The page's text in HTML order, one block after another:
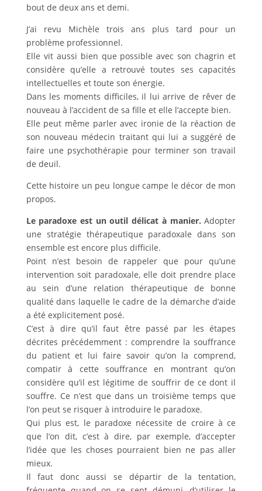
bout de deux ans et demi.
J’ai revu Michèle trois ans plus tard pour un
problème professionnel.
Elle vit aussi bien que possible avec son chagrin et
considère qu’elle a retrouvé toutes ses capacités
intellectuelles et toute son énergie.
Dans les moments difficiles, il lui arrive de rêver de
nouveau à l’accident de sa fille et elle l’accepte bien.
Elle peut même parler avec ironie de la réaction de
son nouveau médecin traitant qui lui a suggéré de
faire une psychothérapie pour terminer son travail
de deuil.
Cette histoire un peu longue campe le décor de mon
propos.
Le paradoxe est un outil délicat à manier. Adopter
une stratégie thérapeutique paradoxale dans son
ensemble est encore plus difficile.
Point n’est besoin de rappeler que pour qu’une
intervention soit paradoxale, elle doit prendre place
au sein d’une relation thérapeutique de bonne
qualité dans laquelle le cadre de la démarche d’aide
a été explicitement posé.
C’est à dire qu’il faut être passé par les étapes
décrites précédemment : comprendre la souffrance
du patient et lui faire savoir qu’on la comprend,
compatir à cette souffrance en montrant qu’on
considère qu’il est légitime de souffrir de ce dont il
souffre. Ce n’est que dans un troisième temps que
l’on peut se risquer à introduire le paradoxe.
Qui plus est, le paradoxe nécessite de croire à ce
que l’on dit, c’est à dire, par exemple, d’accepter
l’idée que les choses pourraient bien ne pas aller
mieux.
Il faut donc aussi se départir de la tentation,